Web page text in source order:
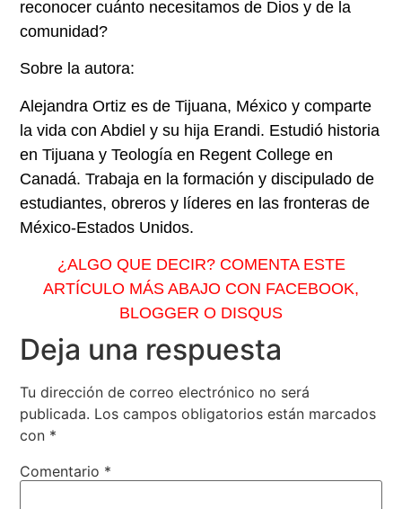
reconocer cuánto necesitamos de Dios y de la
comunidad?
Sobre la autora:
Alejandra Ortiz es de Tijuana, México y comparte
la vida con Abdiel y su hija Erandi. Estudió historia
en Tijuana y Teología en Regent College en
Canadá. Trabaja en la formación y discipulado de
estudiantes, obreros y líderes en las fronteras de
México-Estados Unidos.
¿ALGO QUE DECIR? COMENTA ESTE
ARTÍCULO MÁS ABAJO CON FACEBOOK,
BLOGGER O DISQUS
Deja una respuesta
Tu dirección de correo electrónico no será
publicada. Los campos obligatorios están marcados
con *
Comentario *